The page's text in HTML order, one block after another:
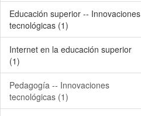
Educación superior -- Innovaciones
tecnológicas (1)
Internet en la educación superior
(1)
Pedagogía -- Innovaciones
tecnológicas (1)